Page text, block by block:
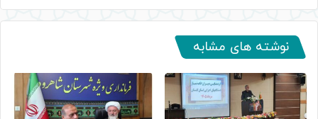
نوشته های مشابه